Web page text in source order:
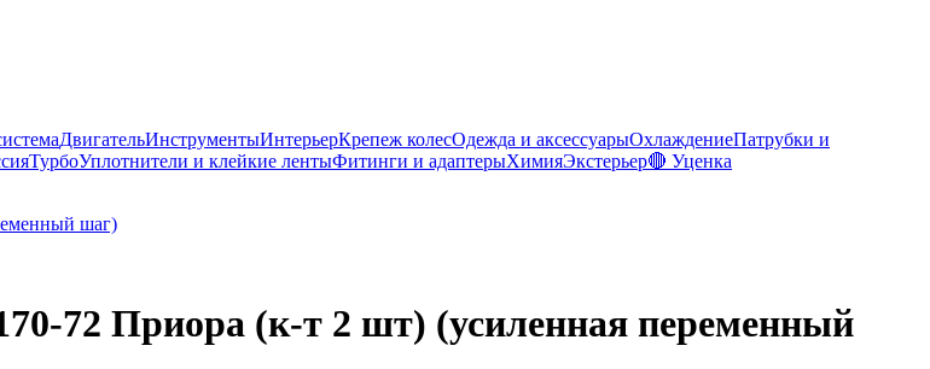
ДвигательИнструментыИнтерьерКрепеж колесОдежда и аксессуарыОхлаждениеПатрубки и
ТурбоУплотнители и клейкие лентыФитинги и адаптерыХимияЭкстерьер🔴 Уценка
72 Приора (к-т 2 шт) (усиленная переменный